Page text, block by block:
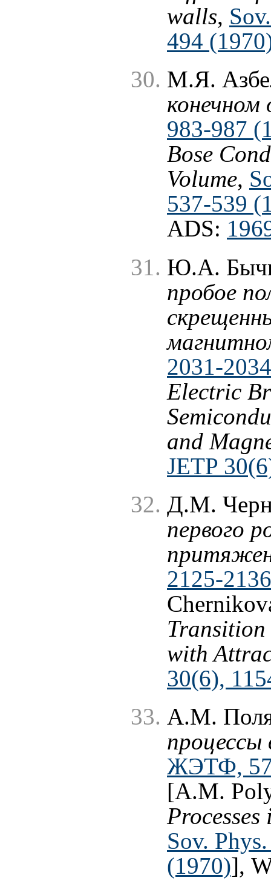
walls,
494
М.Я.
конечном
983-987
Bose
Volume,
537-539
ADS:
Ю.А.
пробое
2031-
Electric
and
JETP
Д.М.
первого
2125-
Transition
with
30(6),
А.М.
процессы
ЖЭТФ, 57
[A.M.
Sov.
(1970)],